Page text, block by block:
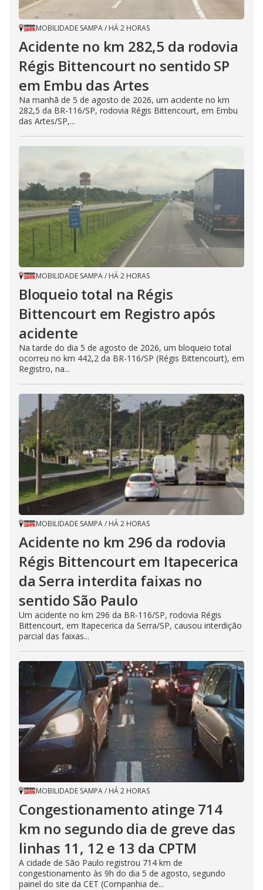
MOBILIDADE SAMPA/ HÁ 2 HORAS
Acidente no km 282,5 da rodovia
Régis Bittencourt no sentido SP
em Embu das Artes
Na manhã de 5 de agosto de 2026, um acidente no km
282,5 da BR-116/SP, rodovia Régis Bittencourt, em Embu
das Artes/SP,...
MOBILIDADE SAMPA/ HÁ 2 HORAS
Bloqueio total na Régis
Bittencourt em Registro após
acidente
Na tarde do dia 5 de agosto de 2026, um bloqueio total
ocorreu no km 442,2 da BR-116/SP (Régis Bittencourt), em
Registro, na...
MOBILIDADE SAMPA/ HÁ 2 HORAS
Acidente no km 296 da rodovia
Régis Bittencourt em Itapecerica
da Serra interdita faixas no
sentido São Paulo
Um acidente no km 296 da BR-116/SP, rodovia Régis
Bittencourt, em Itapecerica da Serra/SP, causou interdição
parcial das faixas...
MOBILIDADE SAMPA/ HÁ 2 HORAS
Congestionamento atinge 714
km no segundo dia de greve das
linhas 11, 12 e 13 da CPTM
A cidade de São Paulo registrou 714 km de
congestionamento às 9h do dia 5 de agosto, segundo
painel do site da CET (Companhia de...